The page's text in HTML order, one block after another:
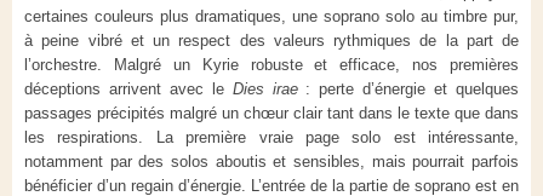
certaines couleurs plus dramatiques, une soprano solo au timbre pur,
à peine vibré et un respect des valeurs rythmiques de la part de
l’orchestre. Malgré un Kyrie robuste et efficace, nos premières
déceptions arrivent avec le Dies irae: perte d’énergie et quelques
passages précipités malgré un chœur clair tant dans le texte que dans
les respirations. La première vraie page solo est intéressante,
notamment par des solos aboutis et sensibles, mais pourrait parfois
bénéficier d’un regain d’énergie. L’entrée de la partie de soprano est en